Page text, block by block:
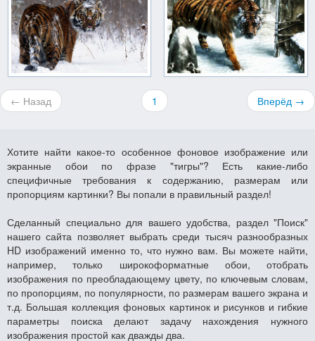
← Назад 1 Вперёд →
Хотите найти какое-то особенное фоновое изображение или
экранные обои по фразе "тигры"? Есть какие-либо
специфичные требования к содержанию, размерам или
пропорциям картинки? Вы попали в правильный раздел!
Сделанный специально для вашего удобства, раздел "Поиск"
нашего сайта позволяет выбрать среди тысяч разнообразных
HD изображений именно то, что нужно вам. Вы можете найти,
например, только широкоформатные обои, отобрать
изображения по преобладающему цвету, по ключевым словам,
по пропорциям, по популярности, по размерам вашего экрана и
т.д. Большая коллекция фоновых картинок и рисунков и гибкие
параметры поиска делают задачу нахождения нужного
изображения простой как дважды два.